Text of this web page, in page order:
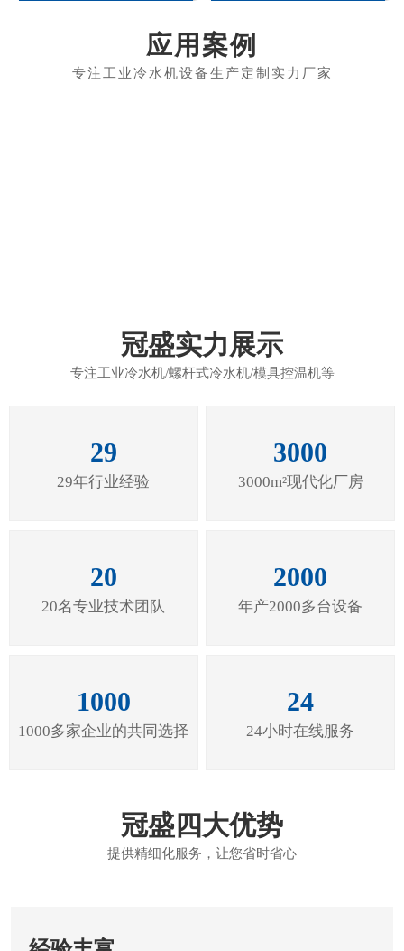
应用案例
冠盛实力展示
专注工业冷水机/螺杆式冷水机/模具控温机等
29
29年行业经验
3000
3000m²现代化厂房
20
20名专业技术团队
2000
年产2000多台设备
1000
1000多家企业的共同选择
24
24小时在线服务
冠盛四大优势
提供精细化服务，让您省时省心